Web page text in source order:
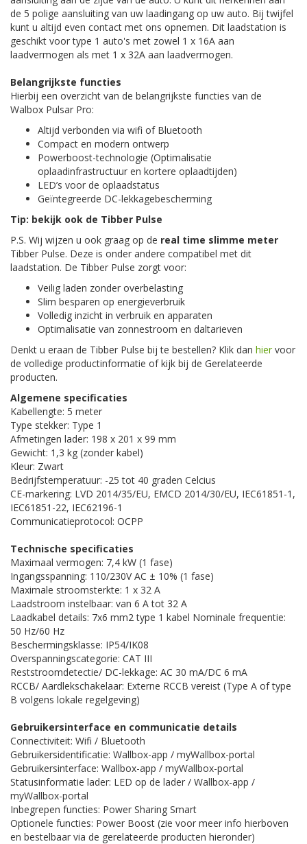
de 5 polige aansluiting van uw laadingang op uw auto. Bij twijfel
kunt u altijd even contact met ons opnemen. Dit laadstation is
geschikt voor type 1 auto's met zowel 1 x 16A aan
laadvermogen als met 1 x 32A aan laadvermogen.
Belangrijkste functies
Hierbij een overzicht van de belangrijkste functies van de
Walbox Pulsar Pro:
Altijd verbonden via wifi of Bluetooth
Compact en modern ontwerp
Powerboost-technologie (Optimalisatie
oplaadinfrastructuur en kortere oplaadtijden)
LED’s voor de oplaadstatus
Geïntegreerde DC-lekkagebescherming
Tip: bekijk ook de Tibber Pulse
P.S. Wij wijzen u ook graag op de real time slimme meter
Tibber Pulse. Deze is onder andere compatibel met dit
laadstation. De Tibber Pulse zorgt voor:
Veilig laden zonder overbelasting
Slim besparen op energieverbruik
Volledig inzicht in verbruik en apparaten
Optimalisatie van zonnestroom en daltarieven
Denkt u eraan de Tibber Pulse bij te bestellen? Klik dan hiervoor
de volledige productinformatie of kijk bij de Gerelateerde
producten.
Algemene specificaties
Kabellengte: 5 meter
Type stekker: Type 1
Afmetingen lader: 198 x 201 x 99 mm
Gewicht: 1,3 kg (zonder kabel)
Kleur: Zwart
Bedrijfstemperatuur: -25 tot 40 graden Celcius
CE-markering: LVD 2014/35/EU, EMCD 2014/30/EU, IEC61851-1,
IEC61851-22, IEC62196-1
Communicatieprotocol: OCPP
Technische specificaties
Maximaal vermogen: 7,4 kW (1 fase)
Ingangsspanning: 110/230V AC ± 10% (1 fase)
Maximale stroomsterkte: 1 x 32 A
Laadstroom instelbaar: van 6 A tot 32 A
Laadkabel details: 7x6 mm2 type 1 kabel Nominale frequentie:
50 Hz/60 Hz
Beschermingsklasse: IP54/IK08
Overspanningscategorie: CAT III
Reststroomdetectie/ DC-lekkage: AC 30 mA/DC 6 mA
RCCB/ Aardlekschakelaar: Externe RCCB vereist (Type A of type
B volgens lokale regelgeving)
Gebruikersinterface en communicatie details
Connectiviteit: Wifi / Bluetooth
Gebruikersidentificatie: Wallbox-app / myWallbox-portal
Gebruikersinterface: Wallbox-app / myWallbox-portal
Statusinformatie lader: LED op de lader / Wallbox-app /
myWallbox-portal
Inbegrepen functies: Power Sharing Smart
Optionele functies: Power Boost (zie voor meer info hierboven
en bestelbaar via de gerelateerde producten hieronder)